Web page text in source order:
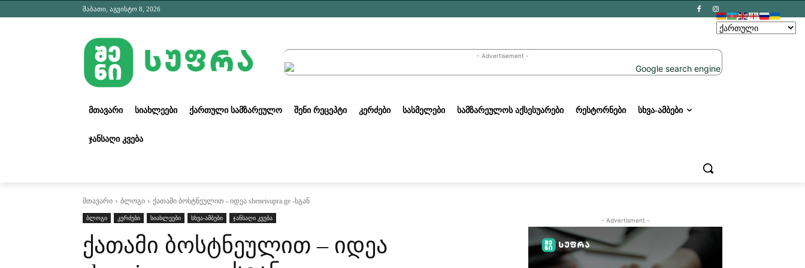
შაბათი, აგვისტო 8, 2026
- Advertisement -
ᲛᲗᲐᲕᲐᲠᲘ ᲡᲘᲐᲮᲚᲔᲔᲑᲘ ᲥᲐᲠᲗᲣᲚᲘ ᲡᲐᲛᲖᲐᲠᲔᲣᲚᲝ ᲨᲔᲜᲘ ᲠᲔᲪᲔᲞᲢᲘ ᲙᲔᲠᲫᲔᲑᲘ ᲡᲐᲡᲛᲔᲚᲔᲑᲘ ᲡᲐᲛᲖᲐᲠᲔᲣᲚᲝᲡ ᲐᲥᲡᲔᲡᲣᲐᲠᲔᲑᲘ ᲠᲔᲡᲢᲝᲠᲜᲔᲑᲘ ᲡᲮᲕᲐ-ᲐᲛᲑᲔᲑᲘ
ᲯᲐᲜᲡᲐᲦᲘ ᲙᲕᲔᲑᲐ
მთავარი ბლოგი
ქათამი ბოსტნეულით - იდეა sheneisupra.ge -სგან
ბლოგი
კერძები სიახლეები სხვა-ამბები ჯანსაღი კვება
ქათამი ბოსტნეულით – იდეა
- Advertisment -